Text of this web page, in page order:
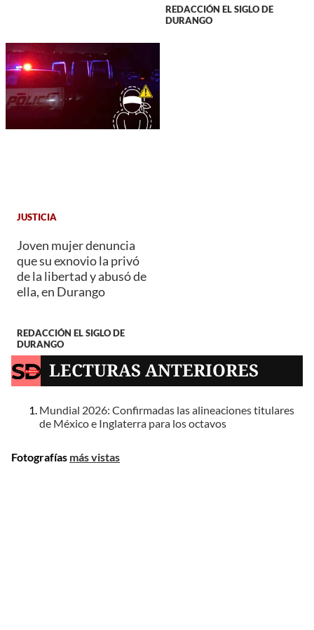
REDACCIÓN EL SIGLO DE
DURANGO
JUSTICIA
Joven mujer denuncia
que su exnovio la privó
de la libertad y abusó de
ella, en Durango
REDACCIÓN EL SIGLO DE
DURANGO
LECTURAS ANTERIORES
Mundial 2026: Confirmadas las alineaciones titulares
de México e Inglaterra para los octavos
Fotografías más vistas